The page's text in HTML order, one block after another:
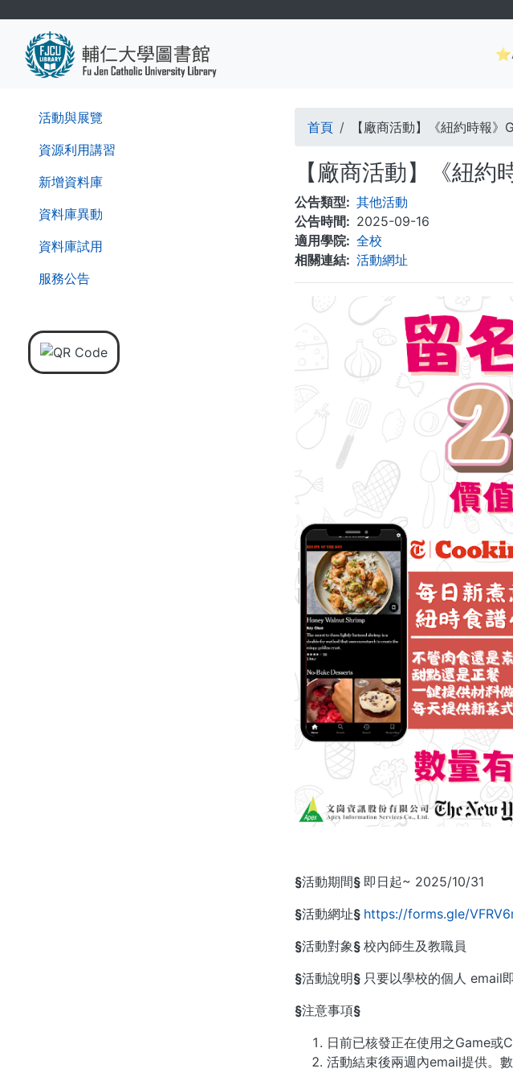
活動與展覽
資源利用講習
新增資料庫
資料庫異動
資料庫試用
服務公告
導
航
連
結
首頁 【廠商活動】《紐約時報
【廠商活動】《紐
公告類型
其他活動
公告時間
2025-09-16
適用學院
全校
相關連結
活動網址
§活動期間§ 即日起~ 2025/10/31
§活動網址§ https://forms.gle/
§活動對象§ 校內師生及教職員
§活動說明§ 只要以學校的個人 email
§注意事項§
日前已核發正在使用之Game或
活動結束後兩週內email提供。